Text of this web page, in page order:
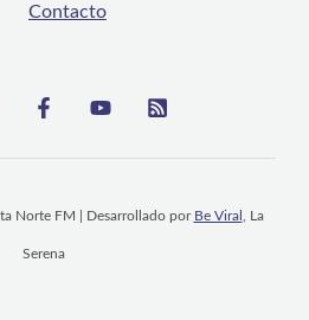
Contacto
Norte FM | Desarrollado por Be Viral , La
Serena